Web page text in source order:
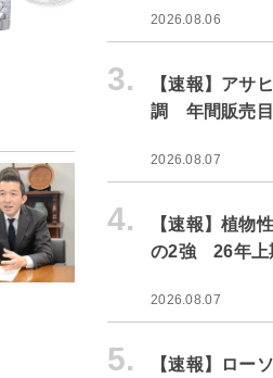
2026.08.06
3.
【速報】アサ
調 年間販売
2026.08.07
4.
【速報】植物
の2強 26年上
2026.08.07
5.
【速報】ロー